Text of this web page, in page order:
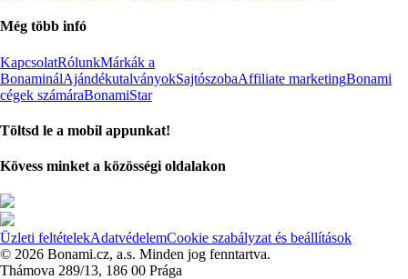
Még több infó
KapcsolatRólunkMárkák a
BonaminálAjándékutalványokSajtószobaAffiliate marketingBonami
cégek számáraBonamiStar
Töltsd le a mobil appunkat!
Kövess minket a közösségi oldalakon
Üzleti feltételekAdatvédelemCookie szabályzat és beállítások
© 2026 Bonami.cz, a.s. Minden jog fenntartva.
Thámova 289/13, 186 00 Prága